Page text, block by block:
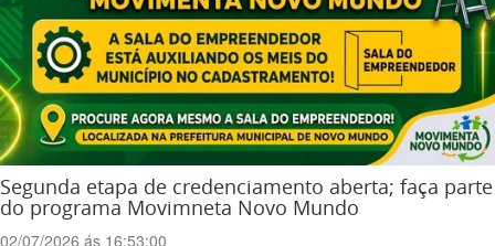
Segunda etapa de credenciamento aberta; faça parte
do programa Movimneta Novo Mundo
02/07/2026 ás 16:53:00